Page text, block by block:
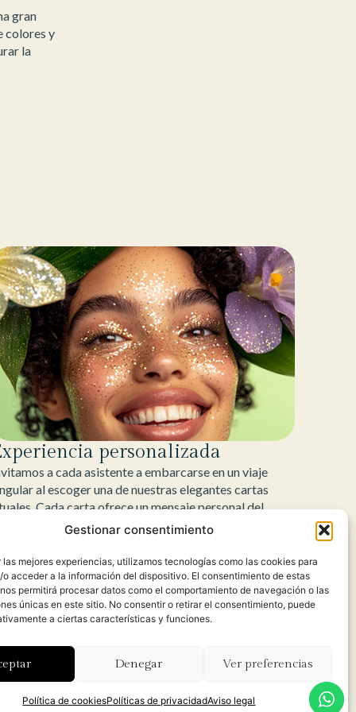
Gestionar consentimiento
las mejores experiencias, utilizamos tecnologías como las cookies para
o acceder a la información del dispositivo. El consentimiento de estas
permitirá procesar datos como el comportamiento de navegación o las
únicas en este sitio. No consentir o retirar el consentimiento, puede
a ciertas características y funciones.
Denegar Ver preferencias
Política de cookiesPolíticas de privacidadAviso legal
gran
colores y
la
personalizada
a cada asistente a embarcarse en un viaje
al escoger una de nuestras elegantes cartas
Cada carta ofrece un mensaje personal del
y un código secreto que determina su